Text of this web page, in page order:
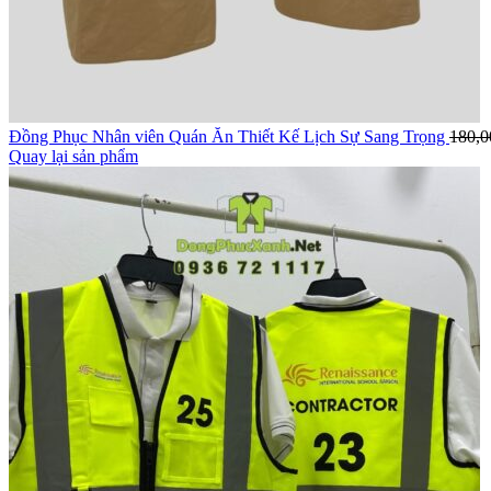
Đồng Phục Nhân viên Quán Ăn Thiết Kế Lịch Sự Sang Trọng
Quay lại sản phẩm